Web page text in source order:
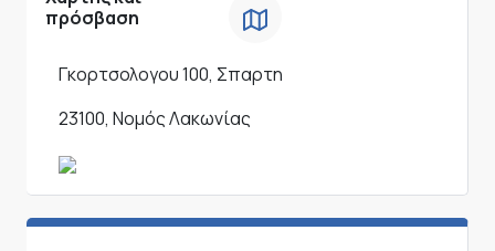
πρόσβαση
Γκορτσολογου 100, Σπαρτη
23100, Νομός Λακωνίας